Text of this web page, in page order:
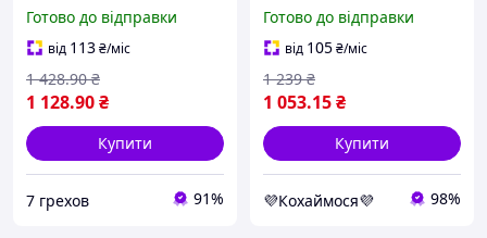
Exotic Novelties
Готово до відправки
від 113₴/міс
1 128.90₴
1 428.90 ₴
Купити
7 грехов 91%
Готово до відправки
від 105₴/міс
1 053.15₴
1 239 ₴
Купити
💜Кохаймося💜 98%